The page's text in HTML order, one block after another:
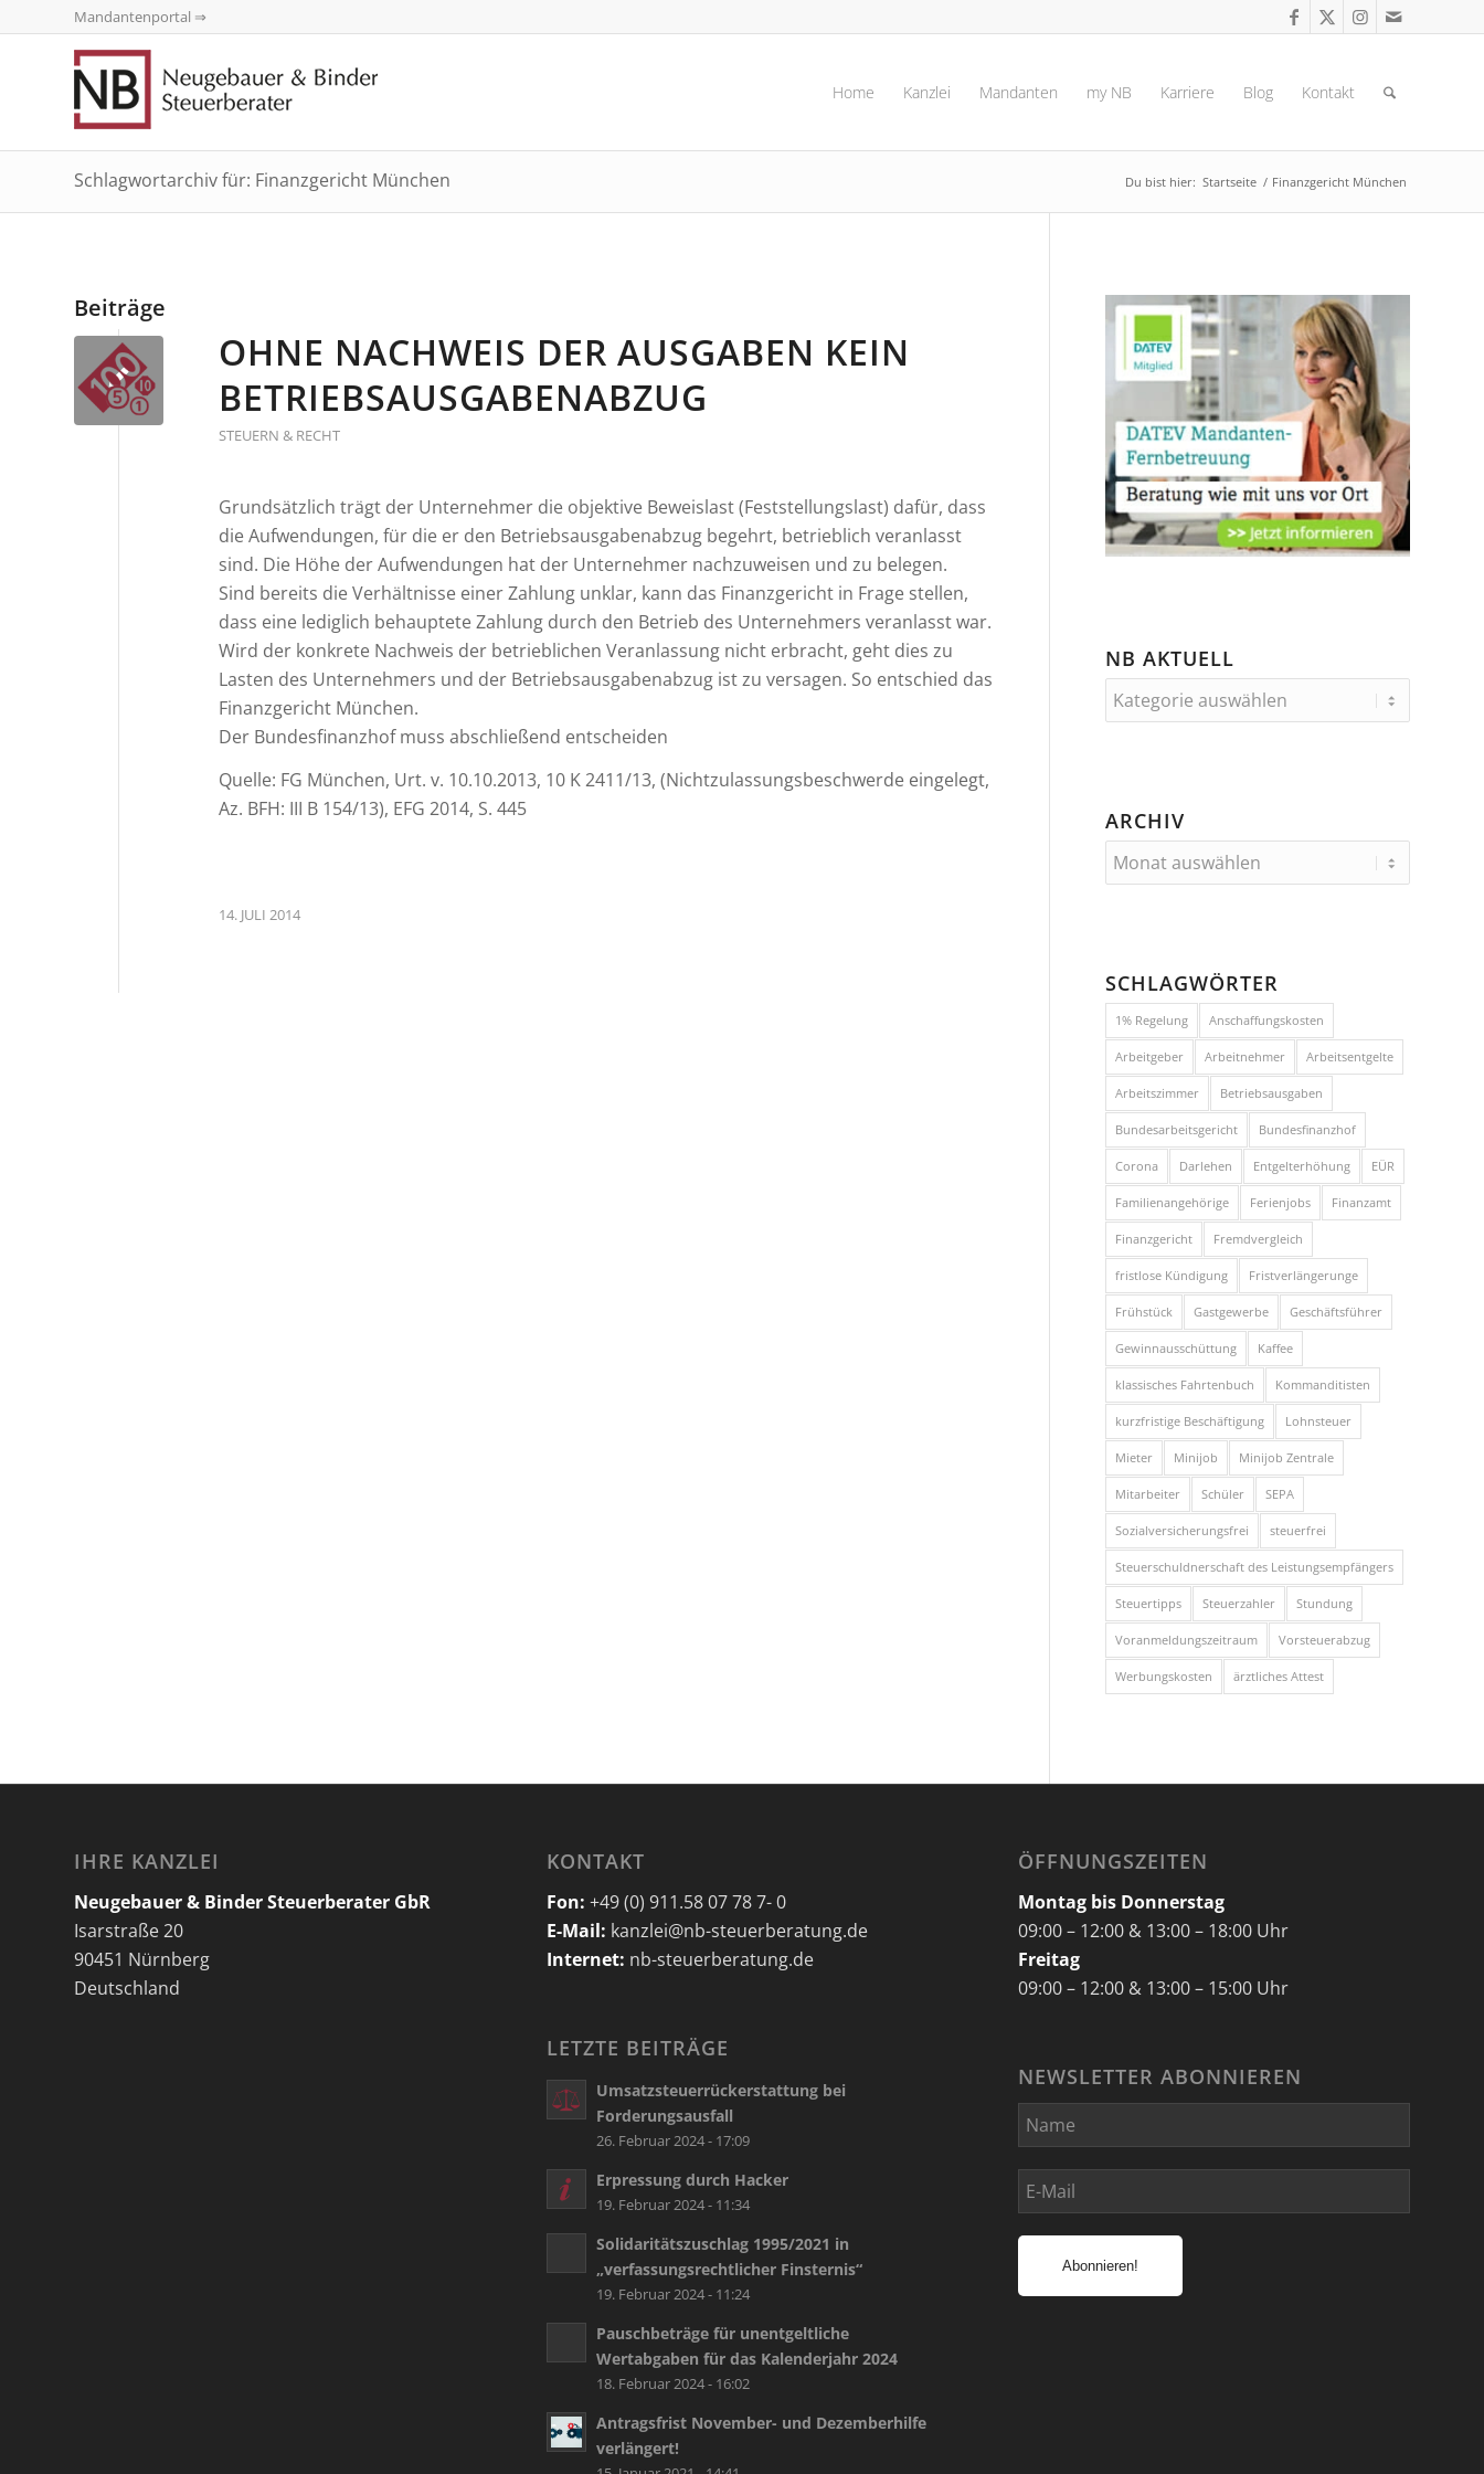
Mandantenportal ⇒
Home Kanzlei Mandanten my NB Karriere Blog Kontakt
Schlagwortarchiv für: Finanzgericht München Du bist hier: Startseite / Finanzgericht München
Beiträge
OHNE NACHWEIS DER AUSGABEN KEIN
BETRIEBSAUSGABENABZUG
STEUERN & RECHT
Grundsätzlich trägt der Unternehmer die objektive Beweislast (Feststellungslast) dafür, dass
die Aufwendungen, für die er den Betriebsausgabenabzug begehrt, betrieblich veranlasst
sind. Die Höhe der Aufwendungen hat der Unternehmer nachzuweisen und zu belegen.
Sind bereits die Verhältnisse einer Zahlung unklar, kann das Finanzgericht in Frage stellen,
dass eine lediglich behauptete Zahlung durch den Betrieb des Unternehmers veranlasst war.
Wird der konkrete Nachweis der betrieblichen Veranlassung nicht erbracht, geht dies zu
Lasten des Unternehmers und der Betriebsausgabenabzug ist zu versagen. So entschied das
Finanzgericht München.
Der Bundesfinanzhof muss abschließend entscheiden
Quelle: FG München, Urt. v. 10.10.2013, 10 K 2411/13, (Nichtzulassungsbeschwerde eingelegt,
Az. BFH: III B 154/13), EFG 2014, S. 445
14. JULI 2014
NB AKTUELL
ARCHIV
SCHLAGWÖRTER
1% Regelung Anschaffungskosten
Arbeitgeber Arbeitnehmer Arbeitsentgelte
Arbeitszimmer Betriebsausgaben
Bundesarbeitsgericht Bundesfinanzhof
Corona Darlehen Entgelterhöhung EÜR
Familienangehörige Ferienjobs Finanzamt
Finanzgericht Fremdvergleich
fristlose Kündigung Fristverlängerunge
Frühstück Gastgewerbe Geschäftsführer
Gewinnausschüttung Kaffee
klassisches Fahrtenbuch Kommanditisten
kurzfristige Beschäftigung Lohnsteuer
Mieter Minijob Minijob Zentrale
Mitarbeiter Schüler SEPA
Sozialversicherungsfrei steuerfrei
Steuerschuldnerschaft des Leistungsempfängers
Steuertipps Steuerzahler Stundung
Voranmeldungszeitraum Vorsteuerabzug
Werbungskosten ärztliches Attest
IHRE KANZLEI
Neugebauer & Binder Steuerberater GbR
Isarstraße 20
90451 Nürnberg
Deutschland
KONTAKT
Fon: +49 (0) 911.58 07 78 7- 0
E-Mail: kanzlei@nb-steuerberatung.de
Internet: nb-steuerberatung.de
LETZTE BEITRÄGE
Umsatzsteuerrückerstattung bei
Forderungsausfall
26. Februar 2024 - 17:09
Erpressung durch Hacker
19. Februar 2024 - 11:34
Solidaritätszuschlag 1995/2021 in
„verfassungsrechtlicher Finsternis“
19. Februar 2024 - 11:24
Pauschbeträge für unentgeltliche
Wertabgaben für das Kalenderjahr 2024
18. Februar 2024 - 16:02
Antragsfrist November- und Dezemberhilfe
verlängert!
ÖFFNUNGSZEITEN
Montag bis Donnerstag
09:00 – 12:00 & 13:00 – 18:00 Uhr
Freitag
09:00 – 12:00 & 13:00 – 15:00 Uhr
NEWSLETTER ABONNIEREN